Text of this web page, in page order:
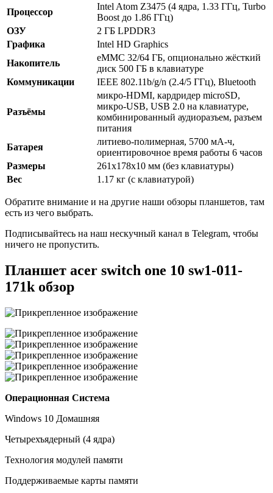
Процессор
Intel Atom Z3475 (4 ядра, 1.33 ГГц, Turbo
Boost до 1.86 ГГц)
ОЗУ
2 ГБ LPDDR3
Графика
Intel HD Graphics
Накопитель
eMMC 32/64 ГБ, опционально жёсткий
диск 500 ГБ в клавиатуре
Коммуникации
IEEE 802.11b/g/n (2.4/5 ГГц), Bluetooth
Разъёмы
микро-HDMI, кардридер microSD,
микро-USB, USB 2.0 на клавиатуре,
комбинированный аудиоразъем, разъем
питания
Батарея
литиево-полимерная, 5700 мА-ч,
ориентировочное время работы 6 часов
Размеры
261х178х10 мм (без клавиатуры)
Вес
1.17 кг (c клавиатурой)
Обратите внимание и на другие наши обзоры планшетов, там
есть из чего выбрать.
Подписывайтесь на наш нескучный канал в Telegram, чтобы
ничего не пропустить.
Планшет acer switch one 10 sw1-011-
171k обзор
Операционная Система
Windows 10 Домашняя
Четырехъядерный (4 ядра)
Технология модулей памяти
Поддерживаемые карты памяти